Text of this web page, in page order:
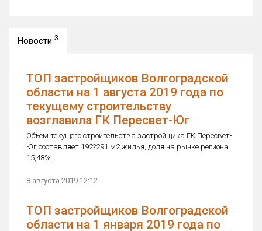
Новости 3
ТОП застройщиков Волгоградской
области на 1 августа 2019 года по
текущему строительству
возглавила ГК Пересвет-Юг
Объем текущего строительства застройщика ГК Пересвет-
Юг составляет 192?291 м2 жилья, доля на рынке региона
15,48%.
8 августа 2019 12:12
ТОП застройщиков Волгоградской
области на 1 января 2019 года по